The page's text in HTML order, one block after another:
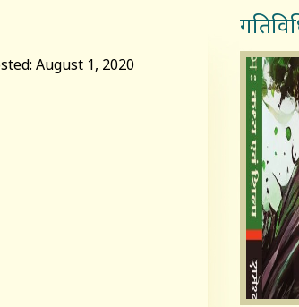
August 1, 2020